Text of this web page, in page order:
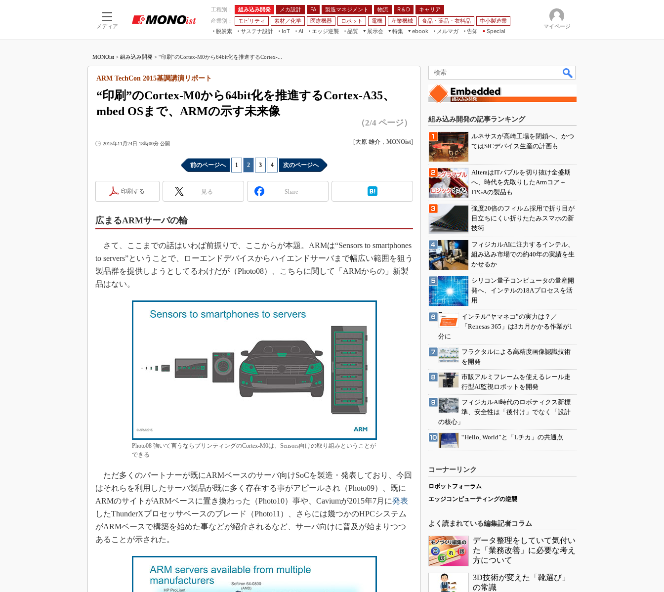
メディア
工程別： 組み込み開発 メカ設計 FA 製造マネジメント 物流 R＆D
キャリア
産業別：
モビリティ 素材／化学 医療機器 ロボット 電機 産業機械 食品・薬品・衣料品
中小製造業
脱炭素
サステナ設計
IoT
つながる工場
つながるサービス
AI
AI×設備保全
エッジ逆襲 品質
展示会
JIMTOF
IIFES
国際ロボット展
スマート工場EXPO
日本ものづくりワールド
産業オープンネット展
特集
VR／AR
フィールドサービス
Windows Embedded
ISO26262
S＆OP
インダストリー4.0
製造業ビッグデータ
メイドインジャパン
知財マネジメント
海外生産
グローバル設計・開発
制御セキュリティ
新型コロナへの対応
ebook
メルマガ
告知 Special
マイページ
MONOist > 組み込み開発 > “印刷”のCortex-M0から64bit化を推進するCortex-...
“印刷”のCortex-M0から64bit化を推進するCortex-A35、
mbed OSまで、ARMの示す未来像
ARM TechCon 2015基調講演リポート
（2/4 ページ）
2015年11月24日 18時00分 公開 [大原 雄介 ， MONOist]
前のページへ 1 2 3 4 次のページへ
印刷する 見る Share
広まるARMサーバの輪
さて、ここまでの話はいわば前振りで、ここからが本題。ARMは“Sensors to smartphones
to servers”ということで、ローエンドデバイスからハイエンドサーバまで幅広い範囲を狙う
製品群を提供しようとしてるわけだが（Photo08）、こちらに関して「ARMからの」新製
品はない。
Photo08 強いて言うならプリンティングのCortex-M0は、Sensors向けの取り組みということが
できる
ただ多くのパートナーが既にARMベースのサーバ向けSoCを製造・発表しており、今回
はそれらを利用したサーバ製品が既に多く存在する事がアピールされ（Photo09）、既に
ARMのサイトがARMベースに置き換わった（Photo10）事や、Caviumが2015年7月に発表
したThunderXプロセッサベースのブレード（Photo11）、さらには幾つかのHPCシステム
がARMベースで構築を始めた事などが紹介されるなど、サーバ向けに普及が始まりつつ
あることが示された。
組み込み開発の記事ランキング
ルネサスが高崎工場を閉鎖へ、かつ
てはSiCデバイス生産の計画も
AlteraはITバブルを切り抜け全盛期
へ、時代を先取りしたArmコア＋
FPGAの製品も
強度20倍のフィルム採用で折り目が
目立ちにくい折りたたみスマホの新
技術
フィジカルAIに注力するインテル、
組み込み市場での約40年の実績を生
かせるか
シリコン量子コンピュータの量産開
発へ、インテルの18Aプロセスを活
用
インテル“ヤマネコ”の実力は？／
「Renesas 365」は3カ月かかる作業が1
分に
フラクタルによる高精度画像認識技術
を開発
市販アルミフレームを使えるレール走
行型AI監視ロボットを開発
フィジカルAI時代のロボティクス新標
準、安全性は「後付け」でなく「設計
の核心」
“Hello, World”と「Lチカ」の共通点
コーナーリンク
ロボットフォーラム
エッジコンピューティングの逆襲
よく読まれている編集記者コラム
データ整理をしていて気付い
た「業務改善」に必要な考え
方について
3D技術が変えた「靴選び」
の常識